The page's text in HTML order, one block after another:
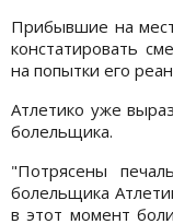
Прибывшие на
констатировать
на попытки его
Атлетико уже
болельщика.
"Потрясены
болельщика
в этот момент